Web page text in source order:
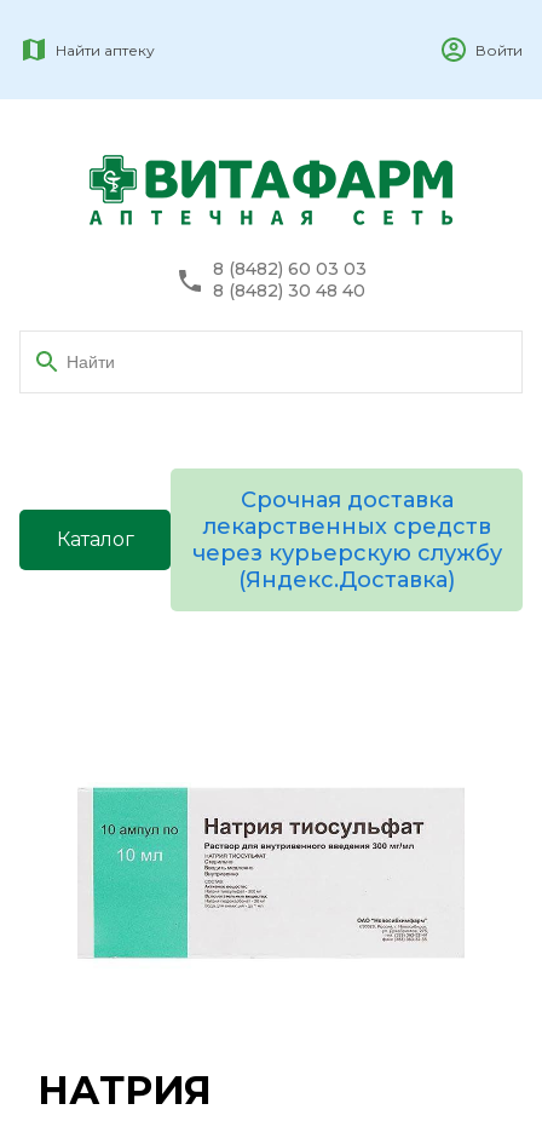
Найти аптеку Войти
8 (8482) 60 03 03
8 (8482) 30 48 40
Каталог
Срочная доставка
лекарственных средств
через курьерскую службу
(Яндекс.Доставка)
НАТРИЯ